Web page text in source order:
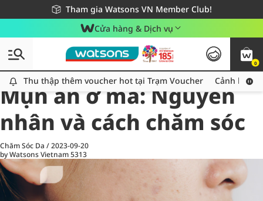
Tham gia Watsons VN Member Club!
Miễn phí giao hàng cho đơn hàng từ 249,000Đ
Giao hàng nhanh 24h - Áp dụng khu vực TP. Hồ Chí Minh
Cửa hàng & Dịch vụ
0
Thu thập thêm voucher hot tại Trạm Voucher
Thu thập thêm voucher hot tại Trạm Voucher Cảnh báo
All
Chăm Sóc Cá Nhân
Mụn ẩn ở má: Nguyên
nhân và cách chăm sóc
Chăm Sóc Da /2023-09-20
by Watsons Vietnam5313